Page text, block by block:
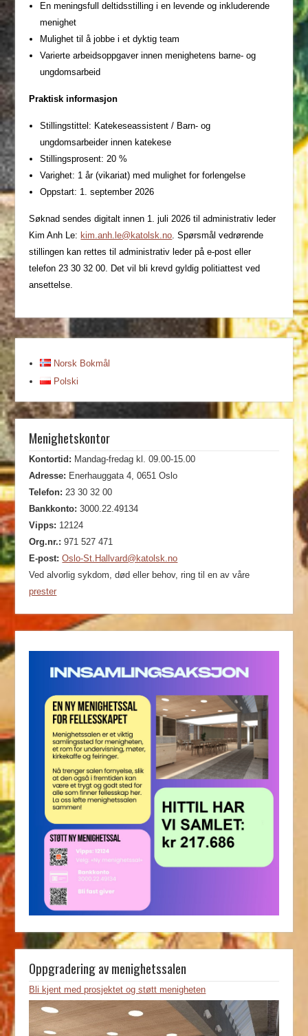
En meningsfull deltidsstilling i en levende og inkluderende
menighet
Mulighet til å jobbe i et dyktig team
Varierte arbeidsoppgaver innen menighetens barne- og
ungdomsarbeid
Praktisk informasjon
Stillingstittel: Katekeseassistent / Barn- og
ungdomsarbeider innen katekese
Stillingsprosent: 20 %
Varighet: 1 år (vikariat) med mulighet for forlengelse
Oppstart: 1. september 2026
Søknad sendes digitalt innen 1. juli 2026 til administrativ leder
Kim Anh Le: kim.anh.le@katolsk.no. Spørsmål vedrørende
stillingen kan rettes til administrativ leder på e-post eller
telefon 23 30 32 00. Det vil bli krevd gyldig politiattest ved
ansettelse.
Norsk Bokmål
Polski
Menighetskontor
Kontortid: Mandag-fredag kl. 09.00-15.00
Adresse: Enerhauggata 4, 0651 Oslo
Telefon: 23 30 32 00
Bankkonto: 3000.22.49134
Vipps: 12124
Org.nr.: 971 527 471
E-post: Oslo-St.Hallvard@katolsk.no
Ved alvorlig sykdom, død eller behov, ring til en av våre
prester
Oppgradering av menighetssalen
Bli kjent med prosjektet og støtt menigheten